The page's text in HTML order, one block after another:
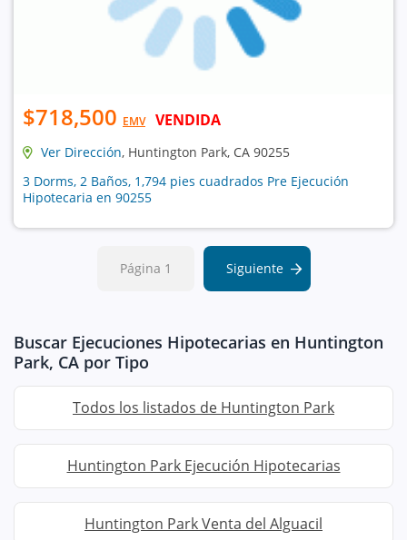
$718,500 EMV VENDIDA
Ver Dirección, Huntington Park, CA 90255
3 Dorms, 2 Baños, 1,794 pies cuadrados Pre Ejecución
Hipotecaria en 90255
Página 1 Siguiente
Buscar Ejecuciones Hipotecarias en Huntington
Park, CA por Tipo
Todos los listados de Huntington Park
Huntington Park Ejecución Hipotecarias
Huntington Park Venta del Alguacil